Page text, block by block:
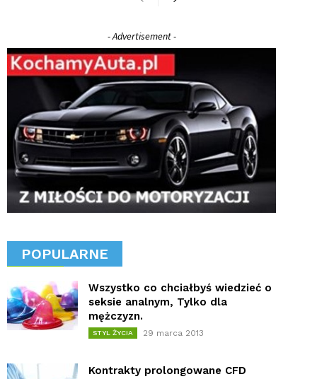
- Advertisement -
POPULARNE
Wszystko co chciałbyś wiedzieć o
seksie analnym, Tylko dla
mężczyzn.
STYL ŻYCIA 29 marca 2013
Kontrakty prolongowane CFD